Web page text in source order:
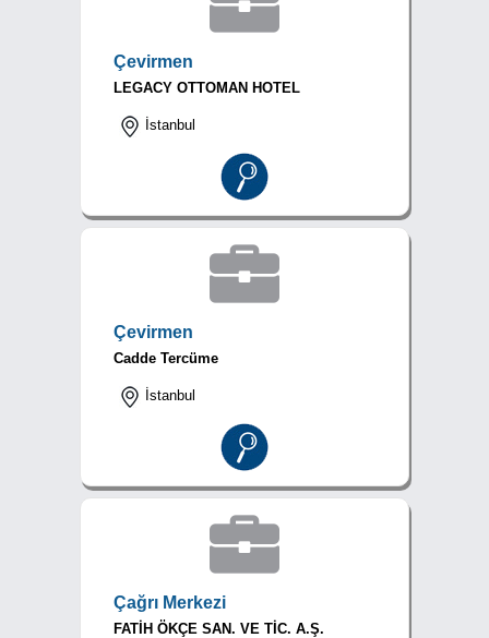
Çevirmen
LEGACY OTTOMAN HOTEL
İstanbul
Çevirmen
Cadde Tercüme
İstanbul
Çağrı Merkezi
FATİH ÖKÇE SAN. VE TİC. A.Ş.